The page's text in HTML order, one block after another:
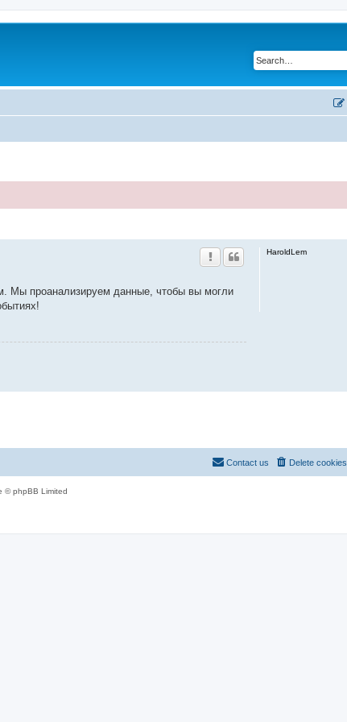
HaroldLem
Мы проанализируем данные, чтобы вы могли
Delete cookies
Contact us
© phpBB Limited